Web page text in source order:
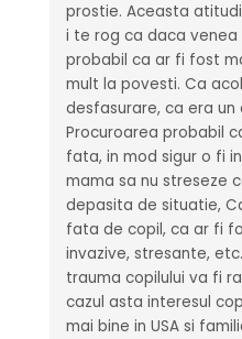
prostie. Aceasta
i te rog ca daca
probabil ca ar fi fost
mult la povesti. Ca
desfasurare, ca era un
Procuroarea probabil
fata, in mod sigur o fi
mama sa nu streseze
depasita de situatie,
fata de copil, ca ar fi
invazive, stresante,
trauma copilului va fi
cazul asta interesul
mai bine in USA si